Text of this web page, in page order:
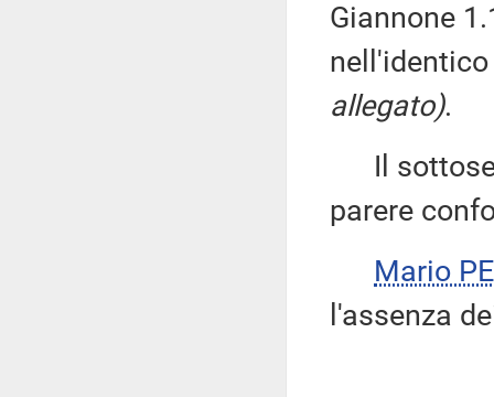
Giannone
allegato).
Il
parere
Mario
l'assenza